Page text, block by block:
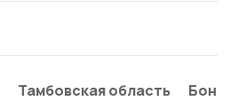
Тамбовская область